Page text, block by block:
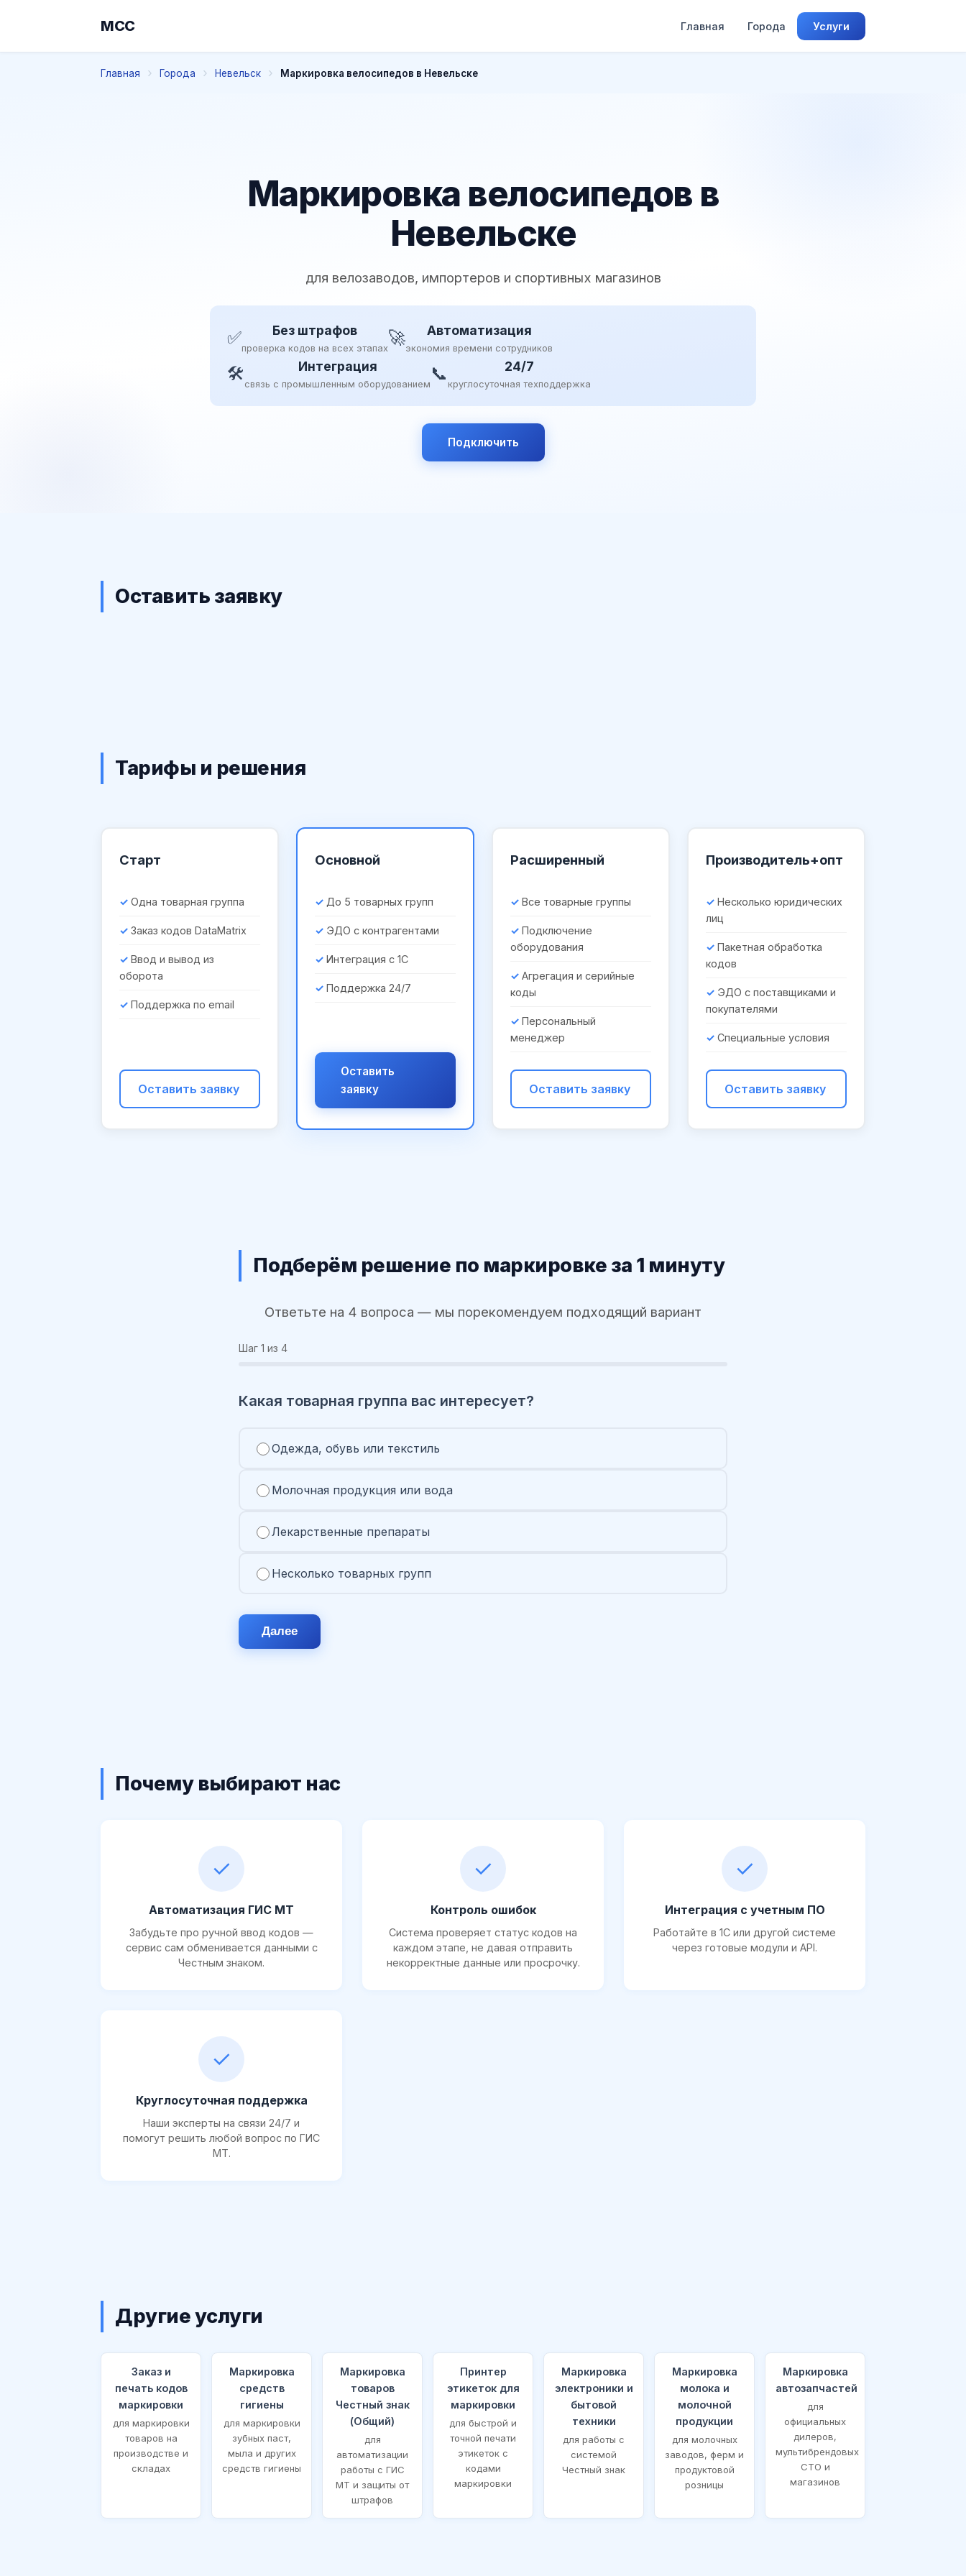
МСС Главная Города Услуги
Главная Города Невельск Маркировка велосипедов в Невельске
Маркировка велосипедов в
Невельске
для велозаводов, импортеров и спортивных магазинов
✅ Без штрафов
проверка кодов на всех этапах🚀 Автоматизация
экономия времени сотрудников
🛠 Интеграция
связь с промышленным оборудованием 📞 24/7
круглосуточная техподдержка
Подключить
Оставить заявку
Тарифы и решения
Старт
Одна товарная группа
Заказ кодов DataMatrix
Ввод и вывод из
оборота
Поддержка по email
Оставить заявку
Основной
До 5 товарных групп
ЭДО с контрагентами
Интеграция с 1С
Поддержка 24/7
Оставить
заявку
Расширенный
Все товарные группы
Подключение
оборудования
Агрегация и серийные
коды
Персональный
менеджер
Оставить заявку
Производитель+опт
Несколько юридических
лиц
Пакетная обработка
кодов
ЭДО с поставщиками и
покупателями
Специальные условия
Оставить заявку
Подберём решение по маркировке за 1 минуту
Ответьте на 4 вопроса — мы порекомендуем подходящий вариант
Шаг 1 из 4
Какая товарная группа вас интересует?
Одежда, обувь или текстиль
Молочная продукция или вода
Лекарственные препараты
Несколько товарных групп
Далее
Почему выбирают нас
✓
Автоматизация ГИС МТ
Забудьте про ручной ввод кодов —
сервис сам обменивается данными с
Честным знаком.
✓
Контроль ошибок
Система проверяет статус кодов на
каждом этапе, не давая отправить
некорректные данные или просрочку.
✓
Интеграция с учетным ПО
Работайте в 1С или другой системе
через готовые модули и API.
✓
Круглосуточная поддержка
Наши эксперты на связи 24/7 и
помогут решить любой вопрос по ГИС
МТ.
Другие услуги
Заказ и
печать кодов
маркировки
для маркировки
товаров на
производстве и
складах
Маркировка
средств
гигиены
для маркировки
зубных паст,
мыла и других
средств гигиены
Маркировка
товаров
Честный знак
(Общий)
для
автоматизации
работы с ГИС
МТ и защиты от
штрафов
Принтер
этикеток для
маркировки
для быстрой и
точной печати
этикеток с
кодами
маркировки
Маркировка
электроники и
бытовой
техники
для работы с
системой
Честный знак
Маркировка
молока и
молочной
продукции
для молочных
заводов, ферм и
продуктовой
розницы
Маркировка
автозапчастей
для
официальных
дилеров,
мультибрендовых
СТО и
магазинов